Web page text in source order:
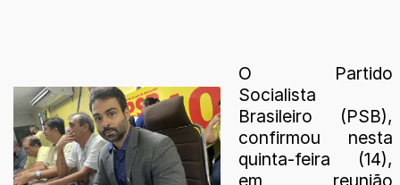
O Partido
Socialista
Brasileiro (PSB),
confirmou nesta
quinta-feira (14),